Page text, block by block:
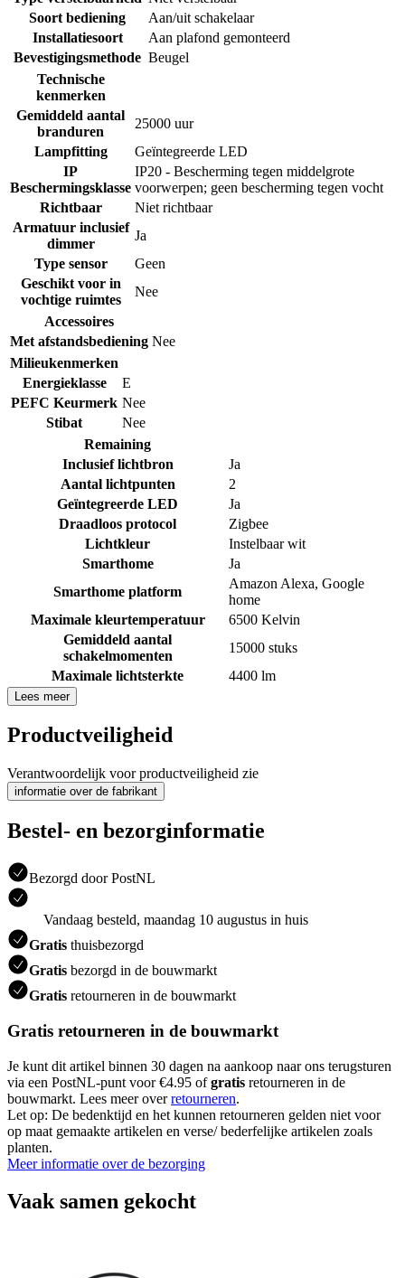
Soort bediening
Aan/uit schakelaar
Installatiesoort
Aan plafond gemonteerd
Bevestigingsmethode Beugel
Technische
kenmerken
Gemiddeld aantal
branduren
25000 uur
Lampfitting
Geïntegreerde LED
IP
Beschermingsklasse
IP20 - Bescherming tegen middelgrote
voorwerpen; geen bescherming tegen vocht
Richtbaar
Niet richtbaar
Armatuur inclusief
dimmer
Ja
Type sensor
Geen
Geschikt voor in
vochtige ruimtes
Nee
Accessoires
Met afstandsbediening Nee
Milieukenmerken
Energieklasse
E
PEFC Keurmerk Nee
Stibat
Nee
Remaining
Inclusief lichtbron
Ja
Aantal lichtpunten
2
Geïntegreerde LED
Ja
Draadloos protocol
Zigbee
Lichtkleur
Instelbaar wit
Smarthome
Ja
Smarthome platform
Amazon Alexa, Google
home
Maximale kleurtemperatuur
6500 Kelvin
Gemiddeld aantal
schakelmomenten
15000 stuks
Maximale lichtsterkte
4400 lm
Lees meer
Productveiligheid
Verantwoordelijk voor productveiligheid zie
informatie over de fabrikant
Bestel- en bezorginformatie
Bezorgd door PostNL
Vandaag besteld, maandag 10 augustus in huis
Gratis thuisbezorgd
Gratis bezorgd in de bouwmarkt
Gratis retourneren in de bouwmarkt
Gratis retourneren in de bouwmarkt
Je kunt dit artikel binnen 30 dagen na aankoop naar ons terugsturen
via een PostNL-punt voor €4.95 ofgratis retourneren in de
bouwmarkt. Lees meer overretourneren.
Let op: De bedenktijd en het kunnen retourneren gelden niet voor
op maat gemaakte artikelen en verse/ bederfelijke artikelen zoals
planten.
Meer informatie over de bezorging
Vaak samen gekocht